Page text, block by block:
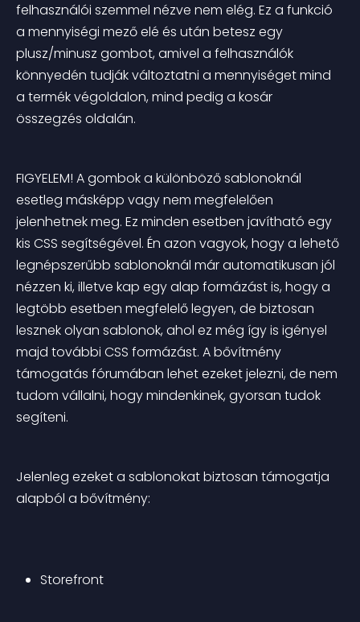
felhasználói szemmel nézve nem elég. Ez a funkció
a mennyiségi mező elé és után betesz egy
plusz/minusz gombot, amivel a felhasználók
könnyedén tudják változtatni a mennyiséget mind
a termék végoldalon, mind pedig a kosár
összegzés oldalán.
FIGYELEM! A gombok a különböző sablonoknál
esetleg másképp vagy nem megfelelően
jelenhetnek meg. Ez minden esetben javítható egy
kis CSS segítségével. Én azon vagyok, hogy a lehető
legnépszerűbb sablonoknál már automatikusan jól
nézzen ki, illetve kap egy alap formázást is, hogy a
legtöbb esetben megfelelő legyen, de biztosan
lesznek olyan sablonok, ahol ez még így is igényel
majd további CSS formázást. A bővítmény
támogatás fórumában lehet ezeket jelezni, de nem
tudom vállalni, hogy mindenkinek, gyorsan tudok
segíteni.
Jelenleg ezeket a sablonokat biztosan támogatja
alapból a bővítmény:
Storefront